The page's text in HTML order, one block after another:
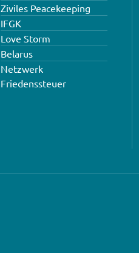
Ziviles Peacekeeping
IFGK
Love Storm
Belarus
Netzwerk
Friedenssteuer